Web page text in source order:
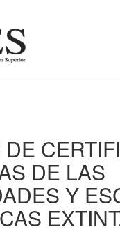
DE LAS
Y